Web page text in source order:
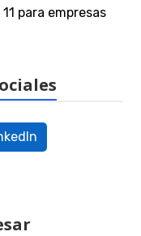
para empresas